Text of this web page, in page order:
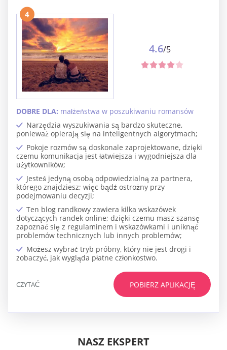
4
Narzędzia wyszukiwania są bardzo skuteczne,
ponieważ opierają się na inteligentnych algorytmach;
Pokoje rozmów są doskonale zaprojektowane, dzięki
czemu komunikacja jest łatwiejsza i wygodniejsza dla
użytkowników;
Jesteś jedyną osobą odpowiedzialną za partnera,
którego znajdziesz; więc bądź ostrożny przy
podejmowaniu decyzji;
Ten blog randkowy zawiera kilka wskazówek
dotyczących randek online; dzięki czemu masz szansę
zapoznać się z regulaminem i wskazówkami i uniknąć
problemów technicznych lub innych problemów;
Możesz wybrać tryb próbny, który nie jest drogi i
zobaczyć, jak wygląda płatne członkostwo.
DOBRE DLA: małżeństwa w poszukiwaniu romansów
4.6/5
POBIERZ APLIKACJĘ
CZYTAĆ
NASZ EKSPERT